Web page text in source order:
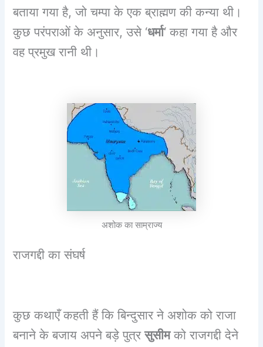
बताया गया है, जो चम्पा के एक ब्राह्मण की कन्या थी।
कुछ परंपराओं के अनुसार, उसे ‘धर्मा‘ कहा गया है और
वह प्रमुख रानी थी।
अशोक का साम्राज्य
राजगद्दी का संघर्ष
कुछ कथाएँ कहती हैं कि बिन्दुसार ने अशोक को राजा
बनाने के बजाय अपने बड़े पुत्रसुसीमको राजगद्दी देने